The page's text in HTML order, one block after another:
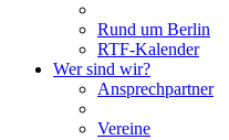
Rund um Berlin
RTF-Kalender
Wer sind wir?
Ansprechpartner
Vereine